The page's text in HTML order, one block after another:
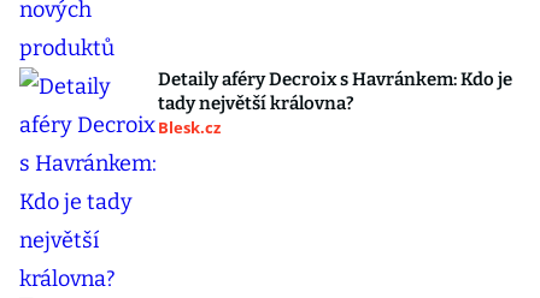
Detaily aféry Decroix s Havránkem: Kdo je
tady největší královna?
Blesk.cz